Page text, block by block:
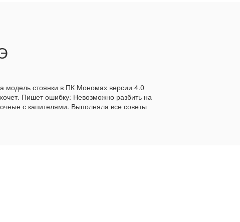
модель стоянки в ПК Мономах версии 4.0
Пишет ошибку: Невозможно разбить на
с капителями. Выполняла все советы